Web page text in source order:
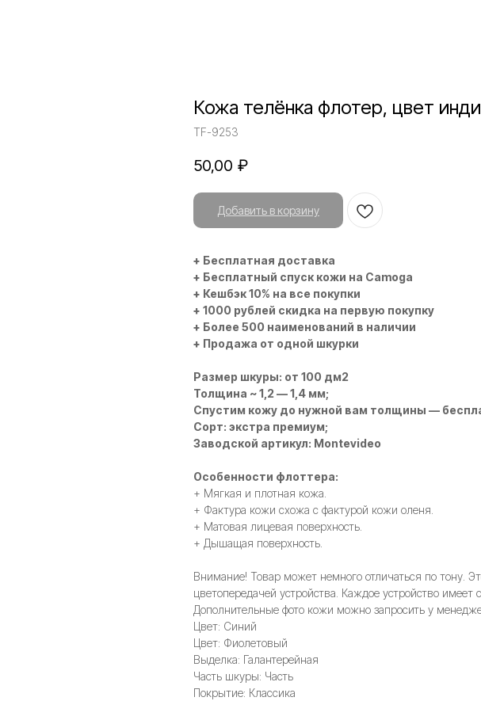
Кожа телёнка флотер, цвет
TF-9253
50,00 ₽
Добавить в корзину
+ Бесплатная доставка
+ Бесплатный спуск кожи на Camoga
+ Кешбэк 10% на все покупки
+ 1000 рублей скидка на первую покупку
+ Более 500 наименований в наличии
+ Продажа от одной шкурки
Размер шкуры: от 100 дм2
Толщина ~ 1,2 — 1,4 мм;
Спустим кожу до нужной вам толщины —
Сорт: экстра премиум;
Заводской артикул: Montevideo
Особенности флоттера:
+ Мягкая и плотная кожа.
+ Фактура кожи схожа с фактурой кожи оленя.
+ Матовая лицевая поверхность.
+ Дышащая поверхность.
Внимание! Товар может немного отличаться по тону.
цветопередачей устройства. Каждое устройство имеет
Дополнительные фото кожи можно запросить у
Цвет: Синий
Цвет: Фиолетовый
Выделка: Галантерейная
Часть шкуры: Часть
Покрытие: Классика